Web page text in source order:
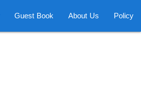
Guest Book About Us Policy